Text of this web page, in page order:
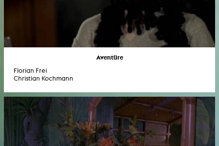
Aventüre
Florian Frei
Christian Kochmann